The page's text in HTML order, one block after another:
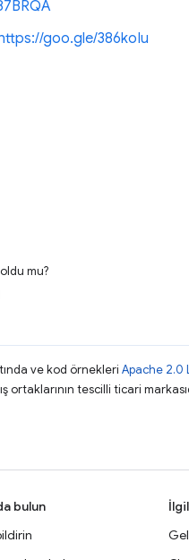
goo.gle/386koIu
mu?
ve kod örnekleri Apache 2.0
tescilli ticari
bulun